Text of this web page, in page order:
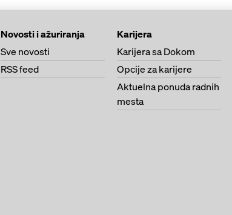
Novosti i ažuriranja
Sve novosti
RSS feed
Karijera
Karijera sa Dokom
Opcije za karijere
Aktuelna ponuda radnih
mesta